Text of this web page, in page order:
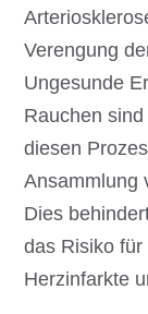
Verengung
Ungesunde
Rauchen
diesen
Ansammlung
Dies
das Risiko
Herzinfarkte